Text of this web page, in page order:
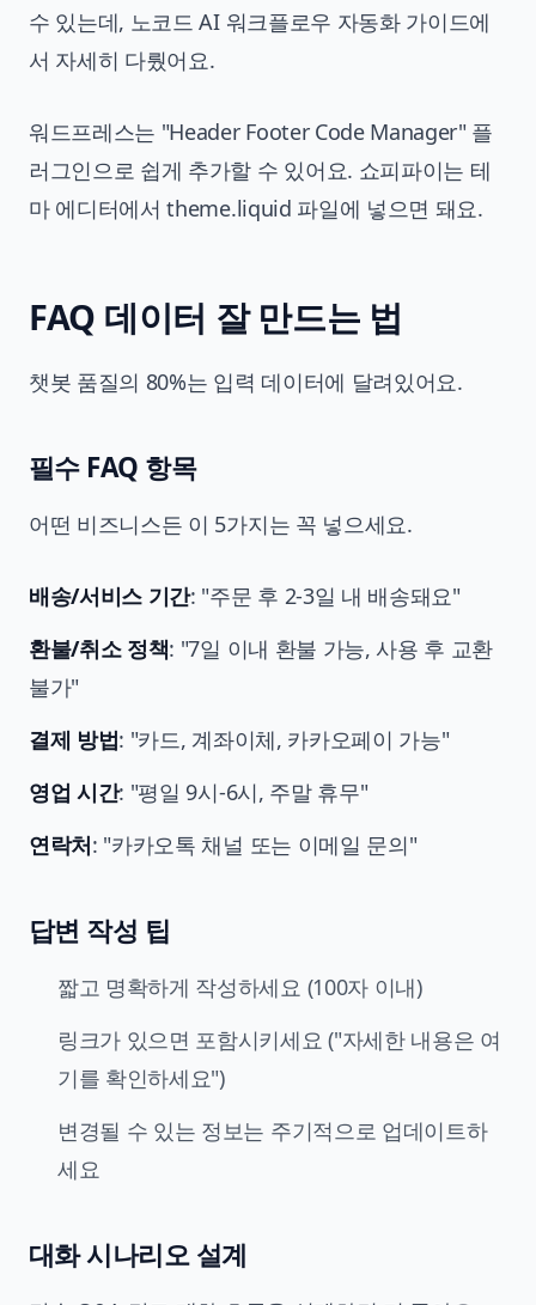
수 있는데, 노코드 AI 워크플로우 자동화 가이드에
서 자세히 다뤘어요.
워드프레스는 "Header Footer Code Manager" 플
러그인으로 쉽게 추가할 수 있어요. 쇼피파이는 테
마 에디터에서 theme.liquid 파일에 넣으면 돼요.
FAQ 데이터 잘 만드는 법
챗봇 품질의 80%는 입력 데이터에 달려있어요.
필수 FAQ 항목
어떤 비즈니스든 이 5가지는 꼭 넣으세요.
배송/서비스 기간: "주문 후 2-3일 내 배송돼요"
환불/취소 정책: "7일 이내 환불 가능, 사용 후 교환
불가"
결제 방법: "카드, 계좌이체, 카카오페이 가능"
영업 시간: "평일 9시-6시, 주말 휴무"
연락처: "카카오톡 채널 또는 이메일 문의"
답변 작성 팁
짧고 명확하게 작성하세요 (100자 이내)
링크가 있으면 포함시키세요 ("자세한 내용은 여
기를 확인하세요")
변경될 수 있는 정보는 주기적으로 업데이트하
세요
대화 시나리오 설계